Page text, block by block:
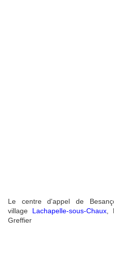
Le centre d'appel de
village Lachapelle-sous-Chaux ,
Greffier